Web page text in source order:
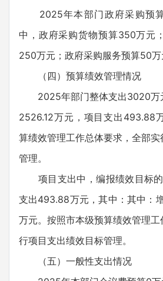
2025年本部门政府采购预
中，政府采购货物预算350万元
250万元；政府采购服务预算50万
（四）预算绩效管理情况
2025年部门整体支出3020万
2526.12万元，项目支出493.88
算绩效管理工作总体要求，全部
管理。
项目支出中，编报绩效目标的
支出493.88万元，其中：其中：
万元。按照市本级预算绩效管理
行项目支出绩效目标管理。
（五）一般性支出情况